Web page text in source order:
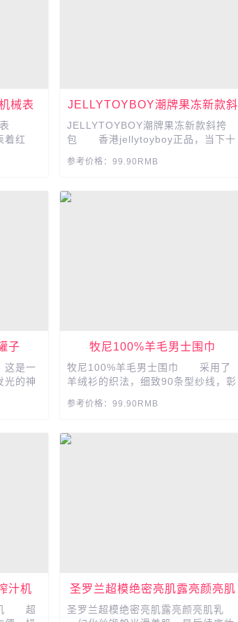
械表
表
着红
产品
古
JELLYTOYBOY潮牌果冻新款斜
挎包
JELLYTOYBOY潮牌果冻新款斜挎
包 香港jellytoyboy正品，当下十
备，让你出行、逛街回头率十足，实
果冻材质，环保耐用，防潮防水，易
参考价格：99.90RMB
子
是一
光的神
代写
，渐
牧尼100%羊毛男士围巾
牧尼100%羊毛男士围巾 采用了
羊绒衫的织法，细致90条型纱线，彰
感将从颈椎暖至心脾。增添风度，干
质，适合送男友/老公和自己喜欢的男
参考价格：99.90RMB
汁机
机 超
圣罗兰超模绝密亮肌露亮颜亮肌
乳
圣罗兰超模绝密亮肌露亮颜亮肌乳